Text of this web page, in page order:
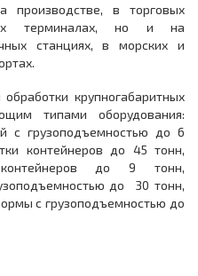
производстве, в торговых
терминалах, но и на
станциях, в морских и
крупногабаритных
типами оборудования:
с грузоподъемностью до 6
контейнеров до 45 тонн,
контейнеров до 9 тонн,
до 30 тонн,
с грузоподъемностью до